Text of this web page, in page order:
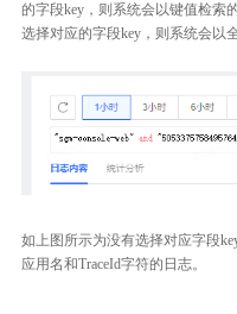
的字段key，则系统会以键值检索
选择对应的字段key，则系统会以
如上图所示为没有选择对应字段
应用名和TraceId字符的日志。